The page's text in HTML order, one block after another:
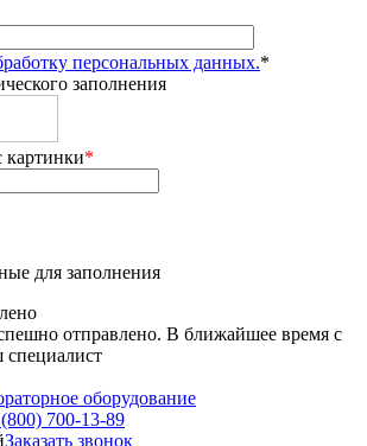
персональных данных.*
заполнения
картинки*
для заполнения
отправлено. В ближайшее время с
700-13-89
Заказать звонок